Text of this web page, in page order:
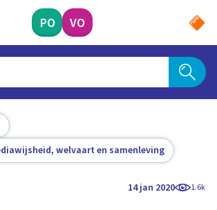
PO VO
welvaart en samenleving
14 jan 2020 1.6k